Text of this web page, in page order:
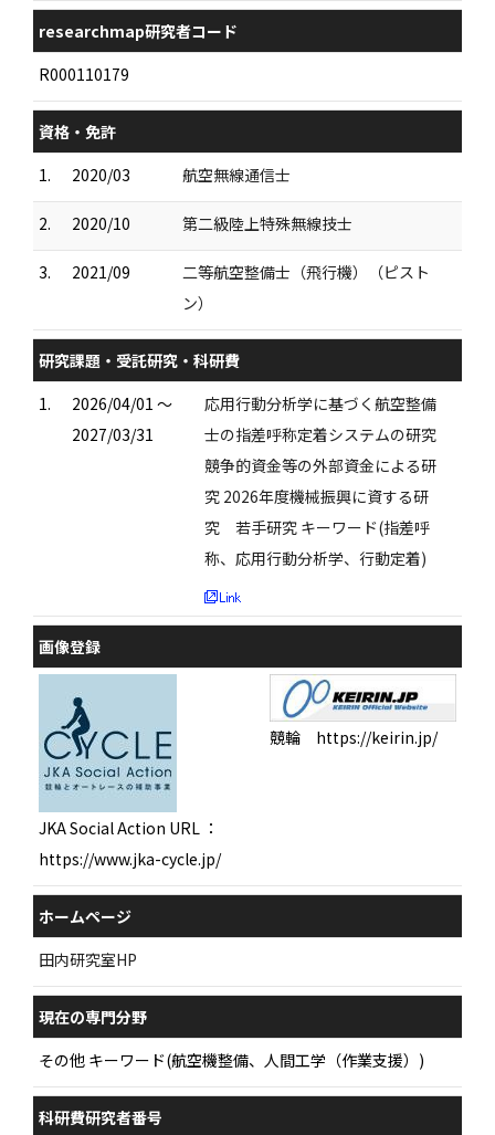
researchmap研究者コード
R000110179
資格・免許
1.
2020/03 航空無線通信士
2. 2020/10 第二級陸上特殊無線技士
3. 2021/09
二等航空整備士（飛行機）（ピスト
ン）
研究課題・受託研究・科研費
1.
2026/04/01 ～
2027/03/31
応用行動分析学に基づく航空整備
士の指差呼称定着システムの研究
競争的資金等の外部資金による研
究 2026年度機械振興に資する研
究 若手研究 キーワード(指差呼
称、応用行動分析学、行動定着)
画像登録
JKA Social Action URL ：
https://www.jka-cycle.jp/
競輪 https://keirin.jp/
ホームページ
田内研究室HP
現在の専門分野
その他 キーワード(航空機整備、人間工学（作業支援）)
科研費研究者番号